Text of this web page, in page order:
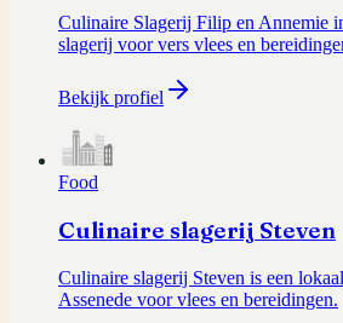
Culinaire Slagerij Filip en Annemie
slagerij voor vers vlees en
Bekijk profiel
Food
Culinaire slagerij Steven
Culinaire slagerij Steven is een
Assenede voor vlees en bereidingen.